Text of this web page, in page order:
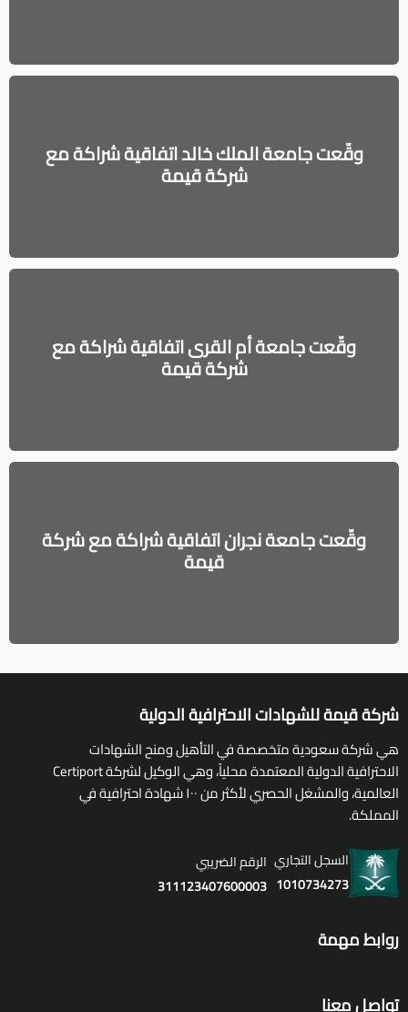
وقّعت جامعة الملك خالد اتفاقية شراكة مع
شركة قيمة
وقّعت جامعة أم القرى اتفاقية شراكة مع
شركة قيمة
وقّعت جامعة نجران اتفاقية شراكة مع شركة
قيمة
شركة قيمة للشهادات الاحترافية الدولية
هي شركة سعودية متخصصة في التأهيل ومنح الشهادات
الاحترافية الدولية المعتمدة محلياً، وهي الوكيل لشركة Certiport
العالمية، والمشغل الحصري لأكثر من ١٠٠ شهادة احترافية في
المملكة.
السجل التجاري
1010734273
الرقم الضريبي
311123407600003
روابط مهمة
تواصل معنا